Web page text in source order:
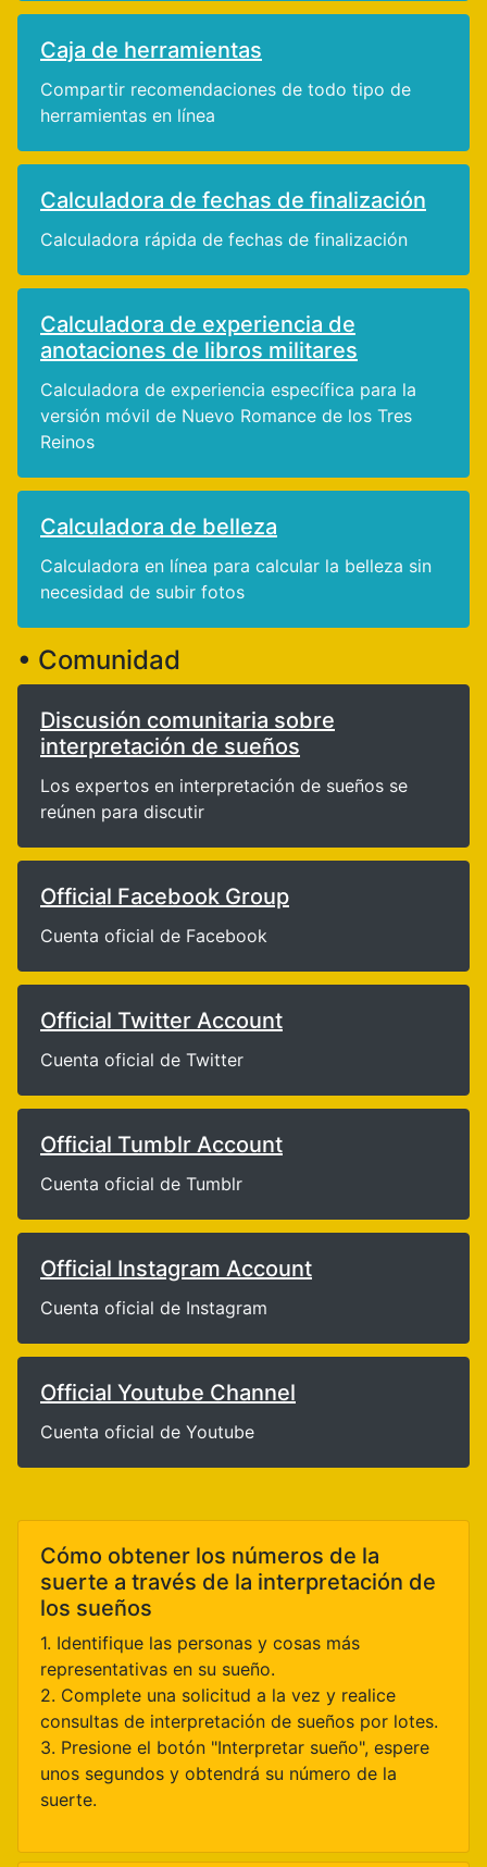
Caja de herramientas
Compartir recomendaciones de todo tipo de
herramientas en línea
Calculadora de fechas de finalización
Calculadora rápida de fechas de finalización
Calculadora de experiencia de
anotaciones de libros militares
Calculadora de experiencia específica para la
versión móvil de Nuevo Romance de los Tres
Reinos
Calculadora de belleza
Calculadora en línea para calcular la belleza sin
necesidad de subir fotos
• Comunidad
Discusión comunitaria sobre
interpretación de sueños
Los expertos en interpretación de sueños se
reúnen para discutir
Official Facebook Group
Cuenta oficial de Facebook
Official Twitter Account
Cuenta oficial de Twitter
Official Tumblr Account
Cuenta oficial de Tumblr
Official Instagram Account
Cuenta oficial de Instagram
Official Youtube Channel
Cuenta oficial de Youtube
Cómo obtener los números de la
suerte a través de la interpretación de
los sueños
1. Identifique las personas y cosas más
representativas en su sueño.
2. Complete una solicitud a la vez y realice
consultas de interpretación de sueños por lotes.
3. Presione el botón "Interpretar sueño", espere
unos segundos y obtendrá su número de la
suerte.